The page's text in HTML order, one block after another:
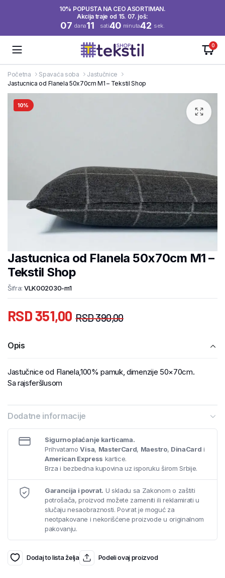
10% POPUSTA NA CEO ASORTIMAN.
Akcija traje od 15. 07. još:
07 dana11 sati40 minuta42 sek.
0
Početna Spavaća soba
Jastučnice
Jastucnica od Flanela 50x70cm M1 – Tekstil Shop
10%
Jastucnica od Flanela 50x70cm M1 –
Tekstil Shop
Šifra: VLK002030-m1
RSD390,00
RSD351,00
Opis
Jastučnice od Flanela,100% pamuk, dimenzije 50×70cm.
Sa rajsferšlusom
Dodatne informacije
Sigurno plaćanje karticama.
PrihvatamoVisa, MasterCard, Maestro, DinaCard i
American Express kartice.
Brza i bezbedna kupovina uz isporuku širom Srbije.
Garancija i povrat. U skladu sa Zakonom o zaštiti
potrošača, proizvod možete zameniti ili reklamirati u
slučaju nesaobraznosti. Povrat je moguć za
neotpakovane i nekorišćene proizvode u originalnom
pakovanju.
Dodaj to lista želja Podeli ovaj proizvod